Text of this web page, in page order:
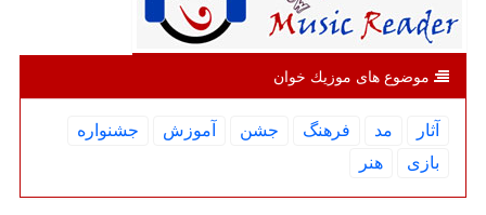
موضوع های موزیك خوان
آثار مد فرهنگ جشن آموزش
جشنواره
بازی
هنر